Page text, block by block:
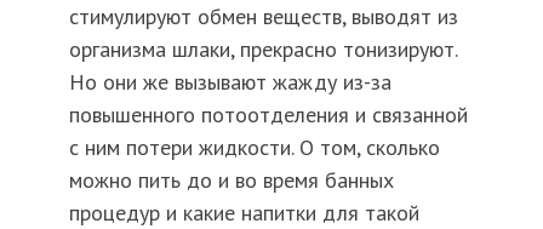
стимулируют обмен веществ, выводят из
организма шлаки, прекрасно тонизируют.
Но они же вызывают жажду из-за
повышенного потоотделения и связанной
с ним потери жидкости. О том, сколько
можно пить до и во время банных
процедур и какие напитки для такой